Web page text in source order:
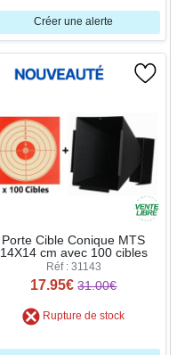
Créer une alerte
Porte Cible Conique MTS
14X14 cm avec 100 cibles
Réf : 31143
17.95€ 31.00€
Rupture de stock